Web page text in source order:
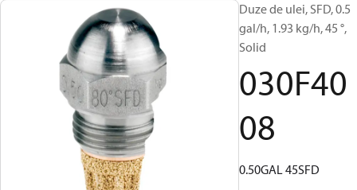
Duze de ulei, SFD, 0.5
gal/h, 1.93 kg/h, 45 °,
Solid
030F40
08
0.50GAL 45SFD